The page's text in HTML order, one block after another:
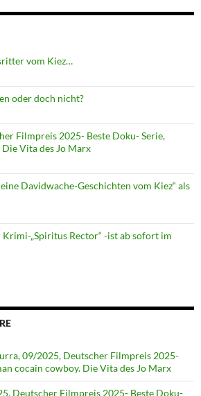
vom Kiez…
oder doch nicht?
Filmpreis 2025- Beste Doku- Serie,
Vita des Jo Marx
Davidwache-Geschichten vom Kiez“ als
„Spiritus Rector“ -ist ab sofort im
09/2025, Deutscher Filmpreis 2025-
cocain cowboy. Die Vita des Jo Marx
Deutscher Filmpreis 2025- Beste Doku-